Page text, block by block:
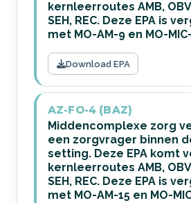
kernleerroutes AMB, OBV,
SEH, REC. Deze EPA is
met MO-AM-9 en MO-
Download EPA
AZ-FO-4 (BAZ)
Middencomplexe zorg
een zorgvrager binnen
setting. Deze EPA komt
kernleerroutes AMB, OBV,
SEH, REC. Deze EPA is
met MO-AM-15 en MO-